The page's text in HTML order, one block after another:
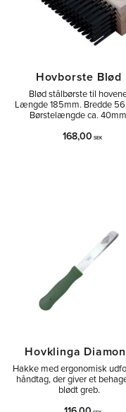
Hovborste Blød
Blød stålbørste til
Længde 185mm. Bredde
Børstelængde ca.
168,00 SEK
Hovklinga
Hakke med ergonomisk
håndtag, der giver et
blødt greb.